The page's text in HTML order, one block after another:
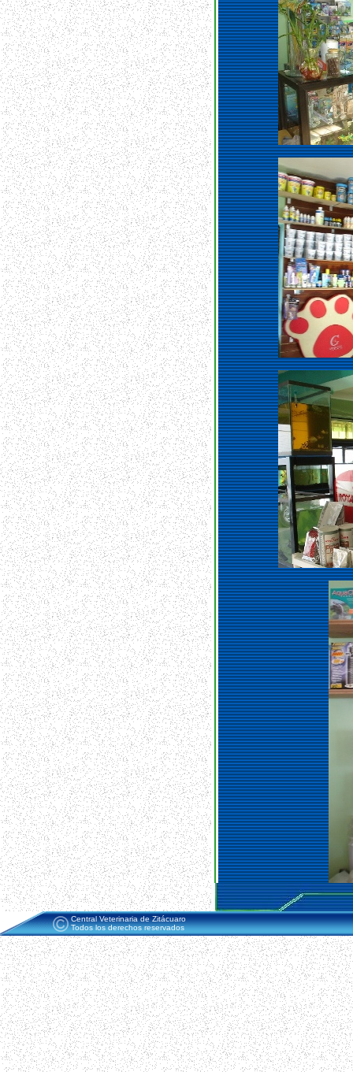
Central Veterinaria de Zitácuaro
Todos los derechos reservados